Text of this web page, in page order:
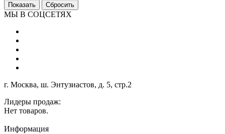
МЫ В СОЦСЕТЯХ
г. Москва, ш. Энтузиастов, д. 5, стр.2
Лидеры продаж:
Нет товаров.
Информация